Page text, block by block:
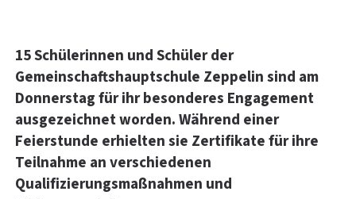
15 Schülerinnen und Schüler der
Gemeinschaftshauptschule Zeppelin sind am
Donnerstag für ihr besonderes Engagement
ausgezeichnet worden. Während einer
Feierstunde erhielten sie Zertifikate für ihre
Teilnahme an verschiedenen
Qualifizierungsmaßnahmen und